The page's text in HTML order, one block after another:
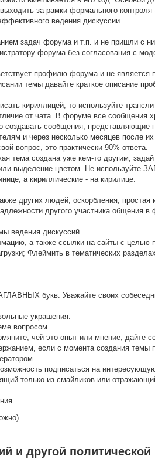
за рамки формального контроля
ведения дискуссии.
задач форума и т.п. и не пришли с
форума без согласования с
профилю форума и не является
темы давайте краткое описание
кириллицей, то используйте
от чата. В форуме все сообщения
сообщения, представляющие
и через несколько месяцев после
вопрос, это практически 90% ответа.
тема создана уже кем-то другим,
выделение цветом. Не используйте
а кириллические - на кирилице.
других людей, оскорбления, простая
другого участника общения
ведения дискуссий.
а также ссылки на сайты с целью
Флеймить в тематических
букв. Уважайте своих
украшения.
вопросом.
чей это опыт или мнение, дайте
если с момента создания темы
подписаться на
только из смайликов или
и другой